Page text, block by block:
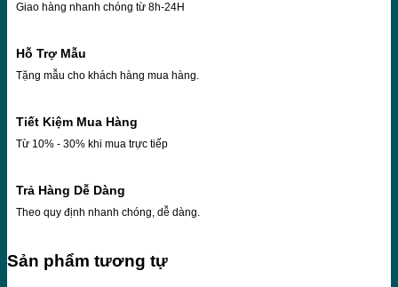
Giao hàng nhanh chóng từ 8h-24H
Hỗ Trợ Mẫu
Tặng mẫu cho khách hàng mua hàng.
Tiết Kiệm Mua Hàng
Từ 10% - 30% khi mua trực tiếp
Trả Hàng Dễ Dàng
Theo quy định nhanh chóng, dễ dàng.
Sản phẩm tương tự